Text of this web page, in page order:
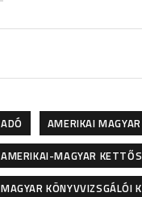
ADÓ AMERIKAI
AMERIKAI-MAGYAR
MAGYAR KÖNYVVIZSGÁLÓI